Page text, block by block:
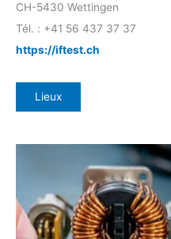
CH-5430 Wettingen
Tél. : +41 56 437 37 37
https://iftest.ch
Lieux